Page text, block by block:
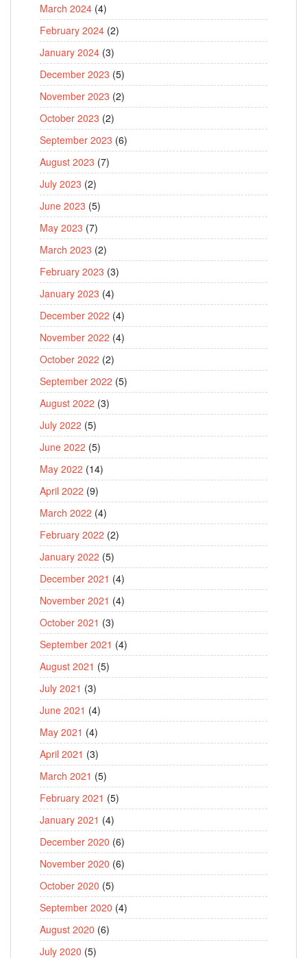
March 2024 (4)
February 2024 (2)
January 2024 (3)
December 2023 (5)
November 2023 (2)
October 2023 (2)
September 2023 (6)
August 2023 (7)
July 2023 (2)
June 2023 (5)
May 2023 (7)
March 2023 (2)
February 2023 (3)
January 2023 (4)
December 2022 (4)
November 2022 (4)
October 2022 (2)
September 2022 (5)
August 2022 (3)
July 2022 (5)
June 2022 (5)
May 2022 (14)
April 2022 (9)
March 2022 (4)
February 2022 (2)
January 2022 (5)
December 2021 (4)
November 2021 (4)
October 2021 (3)
September 2021 (4)
August 2021 (5)
July 2021 (3)
June 2021 (4)
May 2021 (4)
April 2021 (3)
March 2021 (5)
February 2021 (5)
January 2021 (4)
December 2020 (6)
November 2020 (6)
October 2020 (5)
September 2020 (4)
August 2020 (6)
July 2020 (5)